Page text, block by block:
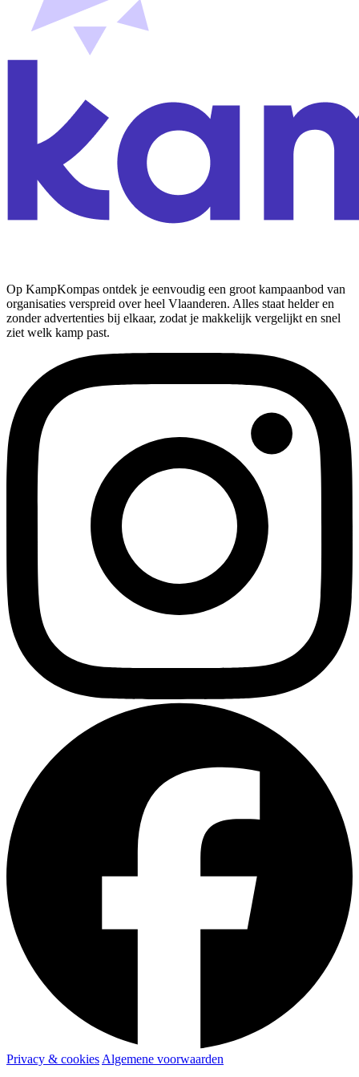
Op KampKompas ontdek je eenvoudig een groot kampaanbod van
organisaties verspreid over heel Vlaanderen. Alles staat helder en
zonder advertenties bij elkaar, zodat je makkelijk vergelijkt en snel
ziet welk kamp past.
Privacy & cookies Algemene voorwaarden